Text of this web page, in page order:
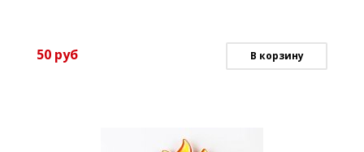
50 руб В корзину